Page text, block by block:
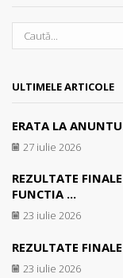
ULTIMELE ARTICOLE
ERATA LA
27 iulie 2026
REZULTATE
FUNCTIA ...
23 iulie 2026
REZULTATE
23 iulie 2026